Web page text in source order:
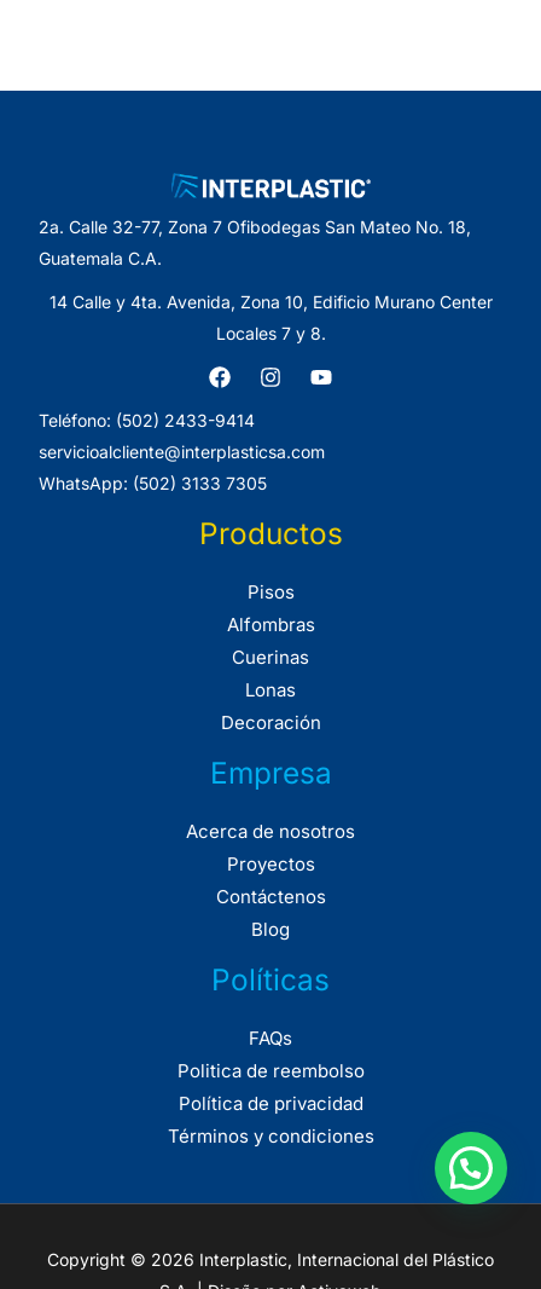
2a. Calle 32-77, Zona 7 Ofibodegas San Mateo No. 18,
Guatemala C.A.
14 Calle y 4ta. Avenida, Zona 10, Edificio Murano Center
Locales 7 y 8.
Teléfono: (502) 2433-9414
servicioalcliente@interplasticsa.com
WhatsApp: (502) 3133 7305
Productos
Pisos
Alfombras
Cuerinas
Lonas
Decoración
Empresa
Acerca de nosotros
Proyectos
Contáctenos
Blog
Políticas
FAQs
Politica de reembolso
Política de privacidad
Términos y condiciones
Copyright © 2026 Interplastic, Internacional del Plástico